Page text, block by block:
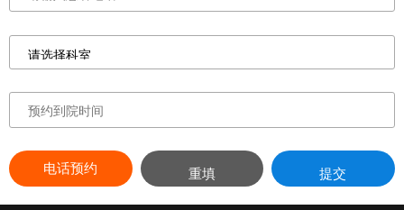
电话预约 重填 提交